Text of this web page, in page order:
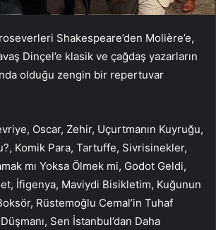
Shakespeare’den Molière’e,
Dinçel’e klasik ve çağdaş yazarların
olduğu zengin bir repertuvar
Oscar, Zehir, Uçurtmanın Kuyruğu,
Komik Para, Tartuffe, Sivrisinekler,
mı Yoksa Ölmek mi, Godot Geldi,
İfigenya, Maviydi Bisikletim, Kuğunun
Rüstemoğlu Cemal’in Tuhaf
Sen İstanbul’dan Daha